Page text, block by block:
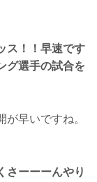
ス！！早速です
グ選手の試合を
早いですね。
さーーーんやり